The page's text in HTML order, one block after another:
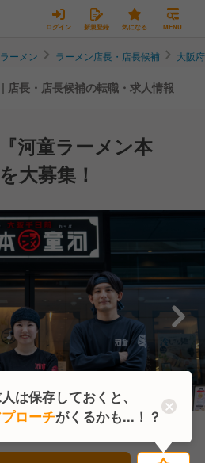
ログイン 新規登録 気になる MENU
ラーメン ラーメン店長・店長候補 大阪
店長・店長候補の転職・求人情報
河童ラーメン本
大募集！
は保存しておくと、
ローチがくるかも...！？